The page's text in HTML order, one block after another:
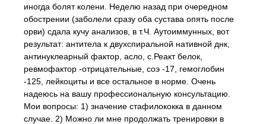
иногда болят колени. Неделю назад при очередном
обострении (заболели сразу оба сустава опять после
орви) сдала кучу анализов, в т.Ч. Аутоиммунных, вот
результат: антитела к двухспиральной нативной днк,
антинуклеарный фактор, асло, с.Реакт белок,
ревмофактор -отрицательные, соэ -17, гемоглобин
-125, лейкоциты и все остальное в норме. Очень
надеюсь на вашу профессиональную консультацию.
Мои вопросы: 1) значение стафилококка в данном
случае. 2) Можно ли мне продолжать тренировки в